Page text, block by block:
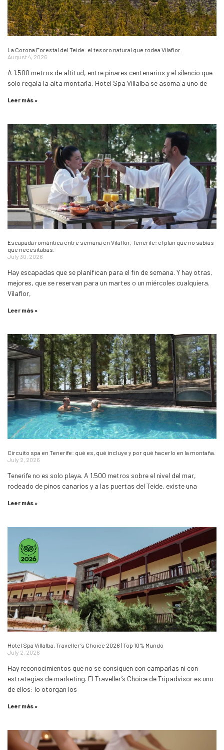
La Corona Forestal del Teide: el tesoro natural que rodea Vilaflor.
August 4, 2026
A 1.500 metros de altitud, entre pinares centenarios y el silencio que
solo regala la alta montaña, Hotel Spa Villalba se asoma a uno de
Leer más »
Escapada romántica entre semana en Vilaflor, Tenerife: el plan que no sabías
que necesitabas.
July 30, 2026
Hay escapadas que se planifican para el fin de semana. Y hay otras,
mejores, que se reservan para un martes o un miércoles cualquiera.
Vilaflor,
Leer más »
Circuito spa en Tenerife: qué es, qué incluye y por qué hacerlo en la montaña.
July 2, 2026
Tenerife no es solo playa. A 1.500 metros sobre el nivel del mar,
rodeado de pinos canarios y a las puertas del Teide, existe una
Leer más »
Hotel Spa Villalba, Traveller’s Choice 2026 | Top 10% Mundo
July 2, 2026
Hay reconocimientos que no se consiguen con campañas ni con
estrategias de marketing. El Traveller’s Choice de Tripadvisor es uno
de ellos: lo otorgan los
Leer más »